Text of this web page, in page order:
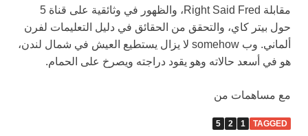
مقابلة Right Said Fred، والظهور في وثائقية على قناة 5
حول بيتر كاي، والتحقق من الحقائق في دليل التعليمات لفرن
ألماني. وب somehow لا يزال يستطيع العيش في شمال لندن،
هو في أسعد حالاته وهو يقود دراجته ويصرخ على الحمام.
مع مساهمات من
TAGGED
1
2
5